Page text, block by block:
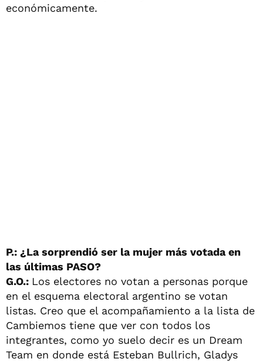
económicamente.
P.: ¿La sorprendió ser la mujer más votada en
las últimas PASO?
G.O.: Los electores no votan a personas porque
en el esquema electoral argentino se votan
listas. Creo que el acompañamiento a la lista de
Cambiemos tiene que ver con todos los
integrantes, como yo suelo decir es un Dream
Team en donde está Esteban Bullrich, Gladys